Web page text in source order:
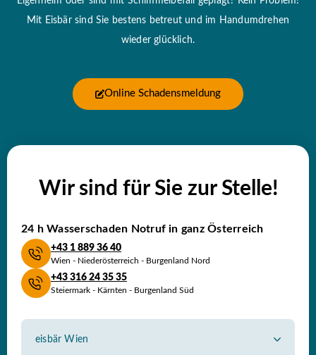
Mit Eisbär sind Sie bestens betreut und im Handumdrehen
wieder glücklich.
Online Schadensmeldung
Wir sind für Sie zur Stelle!
24 h Wasserschaden Notruf in ganz Österreich
+43 1 889 36 40
Wien - Niederösterreich - Burgenland Nord
+43 316 24 35 35
Steiermark - Kärnten - Burgenland Süd
eisbär Wien